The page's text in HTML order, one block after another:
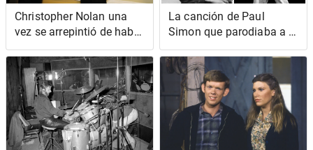
Christopher Nolan una
vez se arrepintió de haber
leído el 'guion de Pulp
Fiction' de Quentin
Tarantino
La canción de Paul
Simon que parodiaba a la
perfección a Bob Dylan